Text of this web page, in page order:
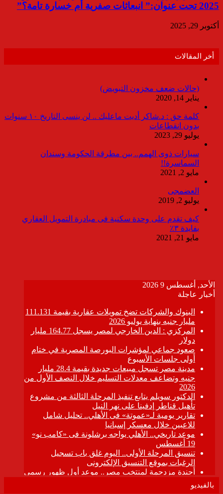
2025 تحت عنوان:” انبعاثات صفرية أم خسارة تامة؟”
أكتوبر 29, 2025
أخر المقالات
(حالات ضعف مخزون التبويض)
يناير 14, 2020
كلمة حق : د.شاكر أديت ماعليك .. لن ينسى التاريخ ١٠ سنوات
بدون انقطاعات
يوليو 29, 2023
سيارات ذوى الهمم.. بين مطرقة الحكومة وسندان
السماسرة!!
مايو 2, 2021
العضمجى
يوليو 2, 2019
كيف تقدم على وحدة سكنية فى مبادرة التمويل العقاري
بفايدة ٣٪
مايو 21, 2021
بالفيديو